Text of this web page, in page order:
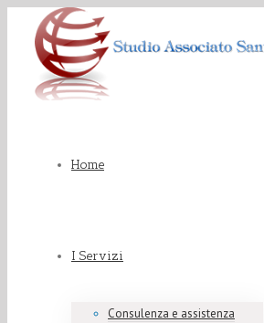
Home
I Servizi
Consulenza e assistenza